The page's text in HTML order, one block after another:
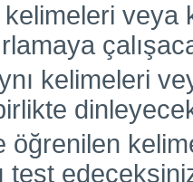
veya
kelimeleri
test